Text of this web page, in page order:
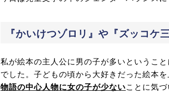
『かいけつゾロリ』や『ズッコケ
私が絵本の主人公に男の子が多いというこ
でした。子どもの頃から大好きだった絵本
物語の中心人物に女の子が少ないことに気づ